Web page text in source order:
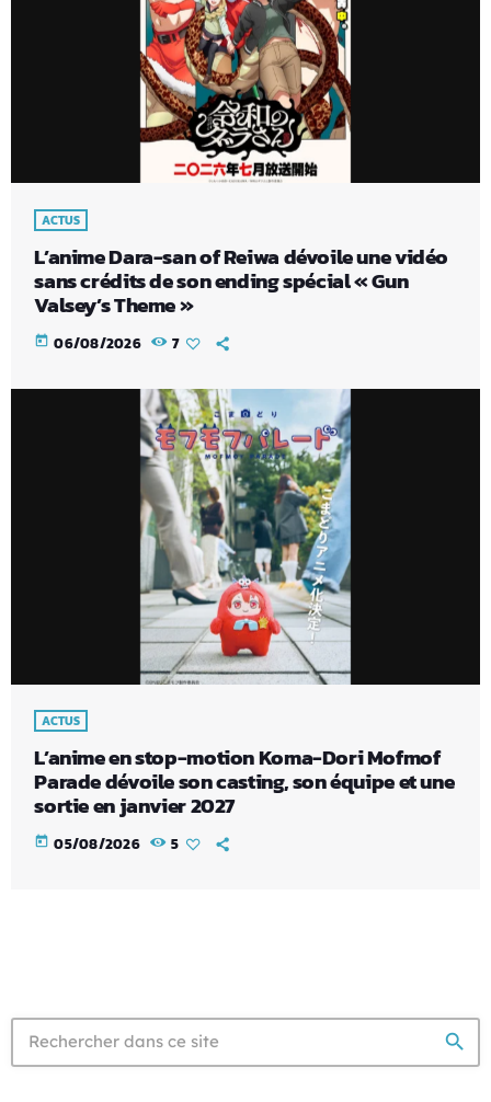
ACTUS
L’anime Dara-san of Reiwa dévoile une vidéo
sans crédits de son ending spécial « Gun
Valsey’s Theme »
today 06/08/2026 7
ACTUS
L’anime en stop-motion Koma-Dori Mofmof
Parade dévoile son casting, son équipe et une
sortie en janvier 2027
today 05/08/2026 5
search